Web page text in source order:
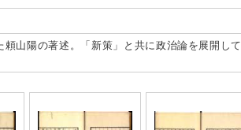
山陽の著述。「新策」と共に政治論を展開して